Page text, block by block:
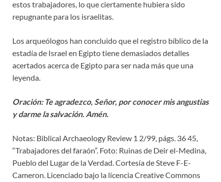
estos trabajadores, lo que ciertamente hubiera sido
repugnante para los israelitas.
Los arqueólogos han concluido que el registro bíblico de la
estadía de Israel en Egipto tiene demasiados detalles
acertados acerca de Egipto para ser nada más que una
leyenda.
Oración: Te agradezco, Señor, por conocer mis angustias
y darme la salvación. Amén.
Notas: Biblical Archaeology Review 1 2/99, págs. 36 45,
“Trabajadores del faraón”. Foto: Ruinas de Deir el-Medina,
Pueblo del Lugar de la Verdad. Cortesía de Steve F-E-
Cameron. Licenciado bajo la licencia Creative Commons